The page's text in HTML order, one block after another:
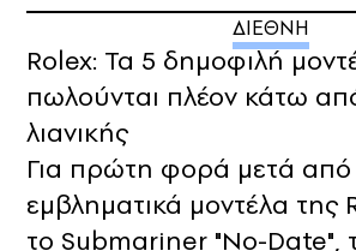
ΔΙΕΘΝΗ
Rolex: Τα 5 δημοφιλή
πωλούνται πλέον κάτω
λιανικής
Για πρώτη φορά μετά από
εμβληματικά μοντέλα της
το Submariner "No-Date",